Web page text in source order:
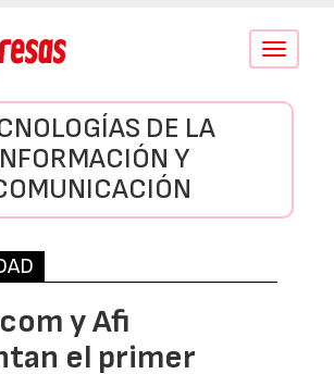
Conmutar
DE LA
Y
y Afi
el primer